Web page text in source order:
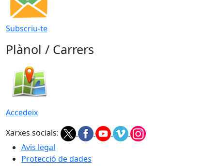
Subscriu-te
Plànol / Carrers
Accedeix
Xarxes socials:
Avis legal
Protecció de dades